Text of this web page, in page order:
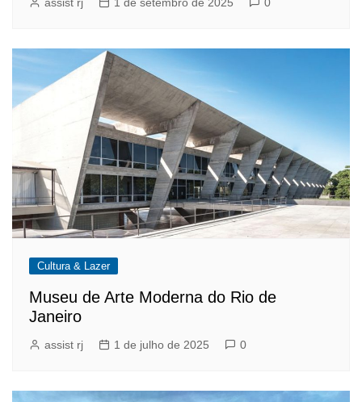
Cultura & Lazer
Museu de Arte Moderna do Rio de
Janeiro
assist rj 1 de julho de 2025 0